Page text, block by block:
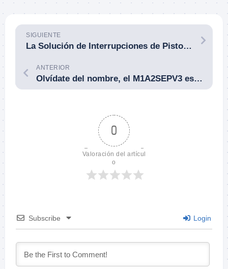
SIGUIENTE
La Solución de Interrupciones de Pistola (II). La Doble Alimentación. Por Juan I. Carrión.
ANTERIOR
Olvídate del nombre, el M1A2SEPV3 es un carro de combate totalmente nuevo. El Ejército de Tierra estadounidense le pone un nombre antiguo a un vehículo nuevo.
0
Valoración del artícul
o
Subscribe Login